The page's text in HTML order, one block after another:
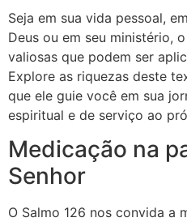
Seja em sua vida pessoal,
Deus ou em seu ministério,
valiosas que podem ser
Explore as riquezas deste
que ele guie você em sua
espiritual e de serviço ao
Medicação na
Senhor
O Salmo 126 nos convida a